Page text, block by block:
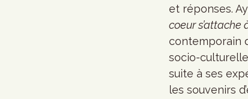
et réponses.
coeur s’attache
contemporain
socio-
suite à ses
les souvenirs